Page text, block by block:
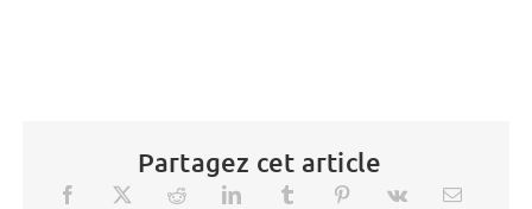
Partagez cet article